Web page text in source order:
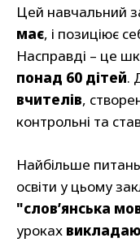
Цей навчальний
має, і позиціює
Насправді – це
понад 60 дітей.
вчителів,
контрольні та
Найбільше
освіти у цьому
"слов’янська
уроках